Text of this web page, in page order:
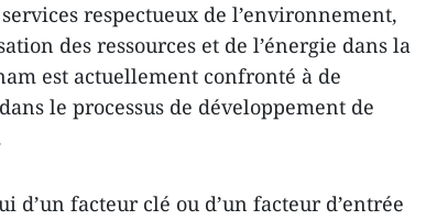
respectueux de l’environnement,
des ressources et de l’énergie dans la
est actuellement confronté à de
le processus de développement de
d’un facteur clé ou d’un facteur d’entrée